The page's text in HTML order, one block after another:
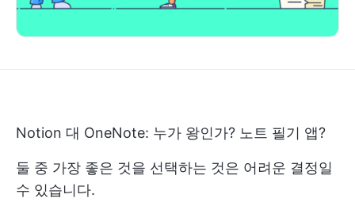
Notion 대 OneNote: 누가 왕인가? 노트 필기 앱?
둘 중 가장 좋은 것을 선택하는 것은 어려운 결정일
수 있습니다.